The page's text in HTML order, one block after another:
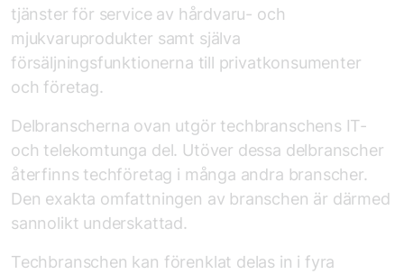
tjänster för service av hårdvaru- och
mjukvaruprodukter samt själva
försäljningsfunktionerna till privatkonsumenter
och företag.
Delbranscherna ovan utgör tech­branschens IT-
och telekomtunga del. Utöver dessa delbranscher
återfinns tech­företag i många andra branscher.
Den exakta omfattningen av branschen är därmed
sannolikt underskattad.
Tech­branschen kan förenklat delas in i fyra